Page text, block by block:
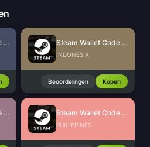
Steam Wallet Code (MYR) Steam Wallet Code (IDR)
INDONESIA
Beoordelingen Kopen
Steam Wallet Code (THB) Steam Wallet Code (PHP)
PHILIPPINES